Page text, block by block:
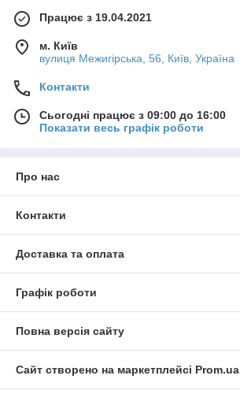
Працює з 19.04.2021
м. Київ
вулиця Межигірська, 56, Київ, Україна
Контакти
Сьогодні працює з 09:00 до 16:00
Показати весь графік роботи
Про нас
Контакти
Доставка та оплата
Графік роботи
Повна версія сайту
Сайт створено на маркетплейсі Prom.ua